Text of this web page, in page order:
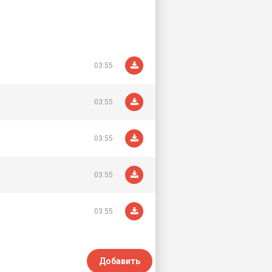
03:55
03:55
03:55
03:55
03:55
Добавить